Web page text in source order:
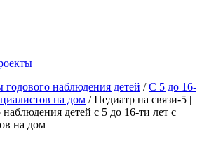
наблюдения детей /С 5 до 16-
на дом / Педиатр на связи-5 |
детей с 5 до 16-ти лет с
на дом